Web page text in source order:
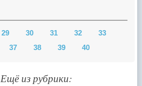
29 30 31 32
33
37 38 39 40
Ещё из рубрики: